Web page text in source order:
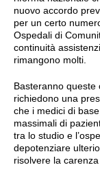
nuovo accordo
per un certo
Ospedali di
continuità
rimangono molti.
Basteranno queste
richiedono una
che i medici di
massimali di
tra lo studio e
depotenziare
risolvere la